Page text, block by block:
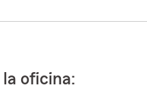
la oficina: